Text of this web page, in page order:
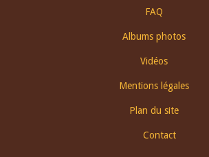
FAQ
Albums photos
Vidéos
Mentions légales
Plan du site
Contact